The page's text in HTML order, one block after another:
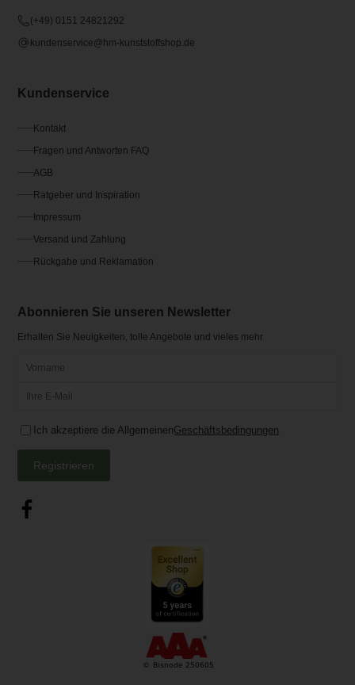
(+49) 0151 24821292
kundenservice@hm-kunststoffshop.de
Kundenservice
Kontakt
Fragen und Antworten FAQ
AGB
Ratgeber und Inspiration
Impressum
Versand und Zahlung
Rückgabe und Reklamation
Abonnieren Sie unseren Newsletter
Erhalten Sie Neuigkeiten, tolle Angebote und vieles mehr
Ich akzeptiere die AllgemeinenGeschäftsbedingungen
Registrieren